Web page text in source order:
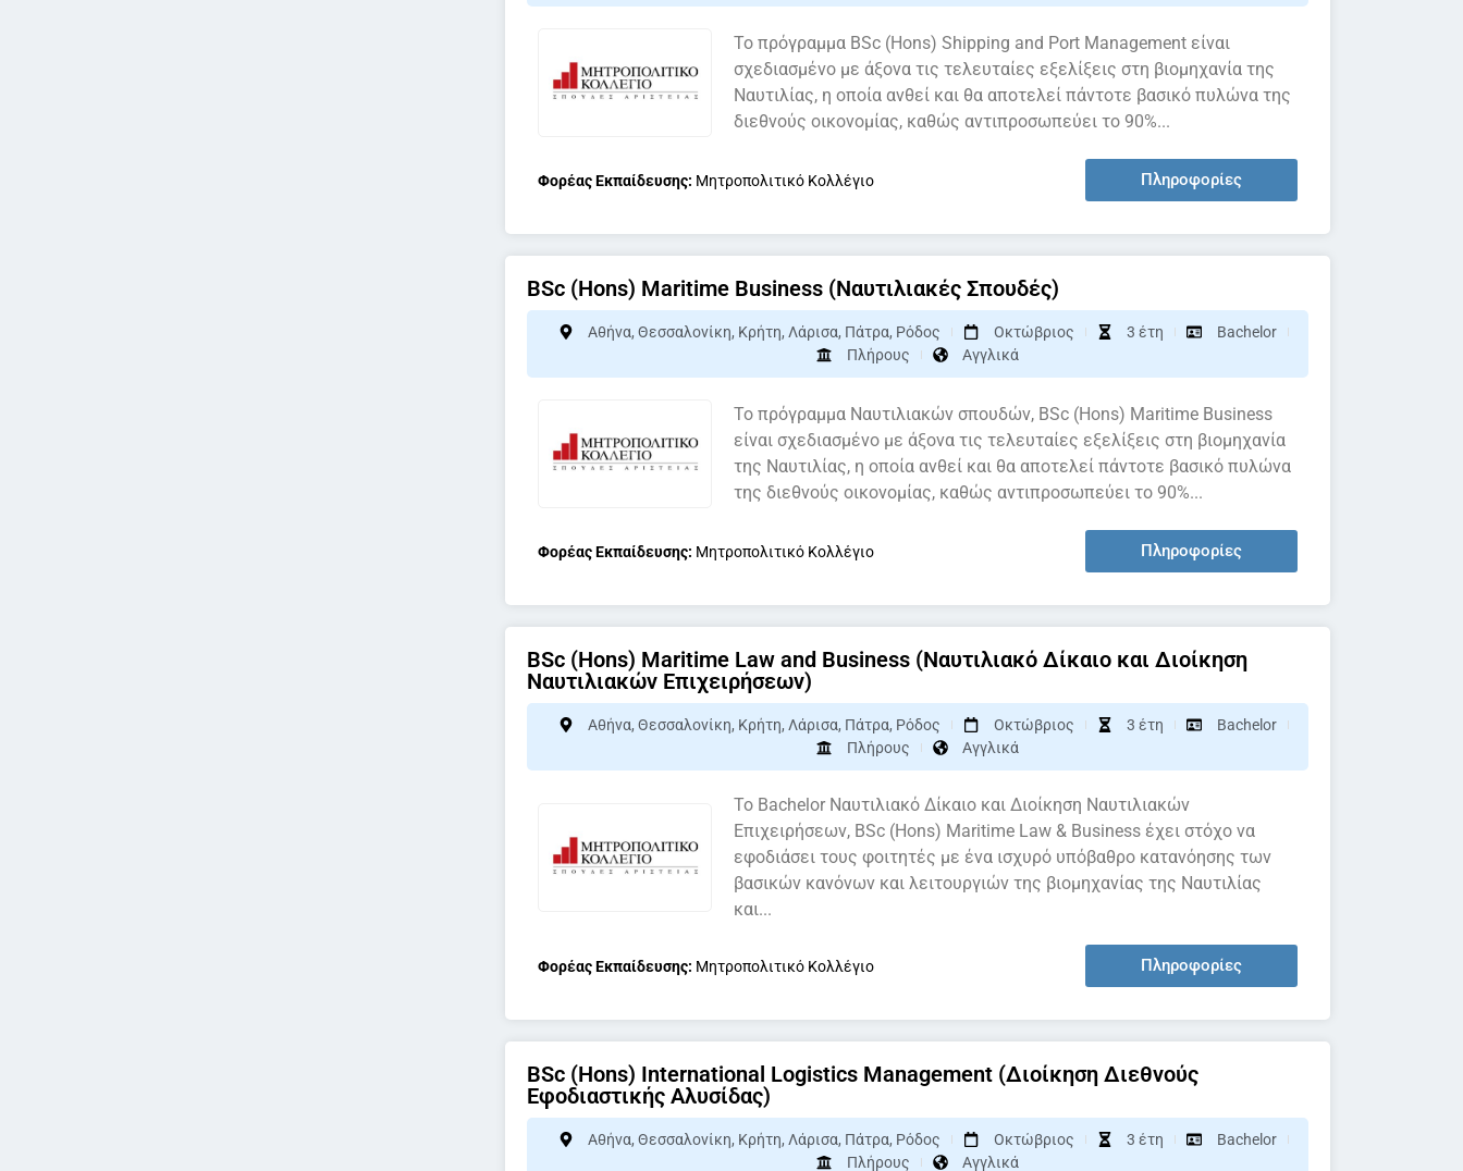
Το πρόγραμμα BSc (Hons) Shipping and Port Management είναι
σχεδιασμένο με άξονα τις τελευταίες εξελίξεις στη βιομηχανία της
Ναυτιλίας, η οποία ανθεί και θα αποτελεί πάντοτε βασικό πυλώνα της
διεθνούς οικονομίας, καθώς αντιπροσωπεύει το 90%...
Φορέας Εκπαίδευσης: Μητροπολιτικό Κολλέγιο Πληροφορίες
BSc (Hons) Maritime Business (Ναυτιλιακές Σπουδές)
Αθήνα, Θεσσαλονίκη, Κρήτη, Λάρισα, Πάτρα, Ρόδος Οκτώβριος 3 έτη
Bachelor
Πλήρους
Αγγλικά
Το πρόγραμμα Ναυτιλιακών σπουδών, BSc (Hons) Maritime Business
είναι σχεδιασμένο με άξονα τις τελευταίες εξελίξεις στη βιομηχανία
της Ναυτιλίας, η οποία ανθεί και θα αποτελεί πάντοτε βασικό πυλώνα
της διεθνούς οικονομίας, καθώς αντιπροσωπεύει το 90%...
Φορέας Εκπαίδευσης: Μητροπολιτικό Κολλέγιο Πληροφορίες
BSc (Hons) Maritime Law and Business (Ναυτιλιακό Δίκαιο και Διοίκηση
Ναυτιλιακών Επιχειρήσεων)
Αθήνα, Θεσσαλονίκη, Κρήτη, Λάρισα, Πάτρα, Ρόδος Οκτώβριος 3 έτη
Bachelor
Πλήρους
Αγγλικά
Το Bachelor Ναυτιλιακό Δίκαιο και Διοίκηση Ναυτιλιακών
Επιχειρήσεων, BSc (Hons) Maritime Law & Business έχει στόχο να
εφοδιάσει τους φοιτητές με ένα ισχυρό υπόβαθρο κατανόησης των
βασικών κανόνων και λειτουργιών της βιομηχανίας της Ναυτιλίας
και...
Φορέας Εκπαίδευσης: Μητροπολιτικό Κολλέγιο Πληροφορίες
BSc (Hons) International Logistics Management (Διοίκηση Διεθνούς
Εφοδιαστικής Αλυσίδας)
Αθήνα, Θεσσαλονίκη, Κρήτη, Λάρισα, Πάτρα, Ρόδος Οκτώβριος 3 έτη
Bachelor
Πλήρους
Αγγλικά